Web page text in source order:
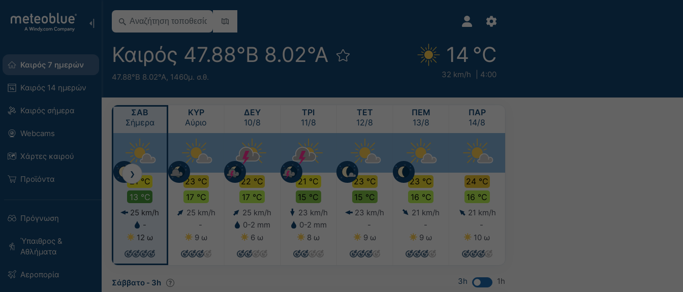
Καιρός 7 ημερών
Καιρός 14 ημερών
Καιρός σήμερα
Webcams
Χάρτες καιρού
Προϊόντα
Πρόγνωση
Ύπαιθρος &
Αθλήματα
Αεροπορία
Καιρός 47.88°Β 8.02°Α
47.88°Β 8.02°Α, 1460μ. σ.θ.
14 °C
32 km/h 4:00
ΣΑΒ
Σήμερα
21 °C
13 °C
25 km/h
-
12 ω
ΚΥΡ
Αύριο
23 °C
17 °C
25 km/h
-
9 ω
ΔΕΥ
10/8
22 °C
17 °C
25 km/h
0-2 mm
6 ω
ΤΡΙ
11/8
21 °C
15 °C
23 km/h
0-2 mm
8 ω
ΤΕΤ
12/8
23 °C
15 °C
23 km/h
-
9 ω
ΠΕΜ
13/8
23 °C
16 °C
21 km/h
-
9 ω
ΠΑΡ
14/8
24 °C
16 °C
21 km/h
-
10 ω
❯
Σάββατο - 3h 3h 1h